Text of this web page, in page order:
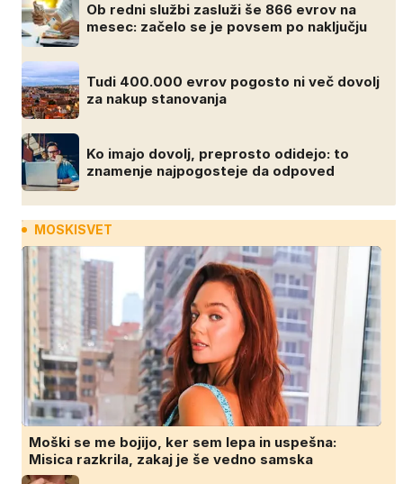
Ob redni službi zasluži še 866 evrov na
mesec: začelo se je povsem po naključju
Tudi 400.000 evrov pogosto ni več dovolj
za nakup stanovanja
Ko imajo dovolj, preprosto odidejo: to
znamenje najpogosteje da odpoved
MOSKISVET
Moški se me bojijo, ker sem lepa in uspešna:
Misica razkrila, zakaj je še vedno samska